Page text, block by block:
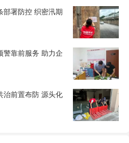
部署防控 织密汛期
警靠前服务 助力企
治前置布防 源头化